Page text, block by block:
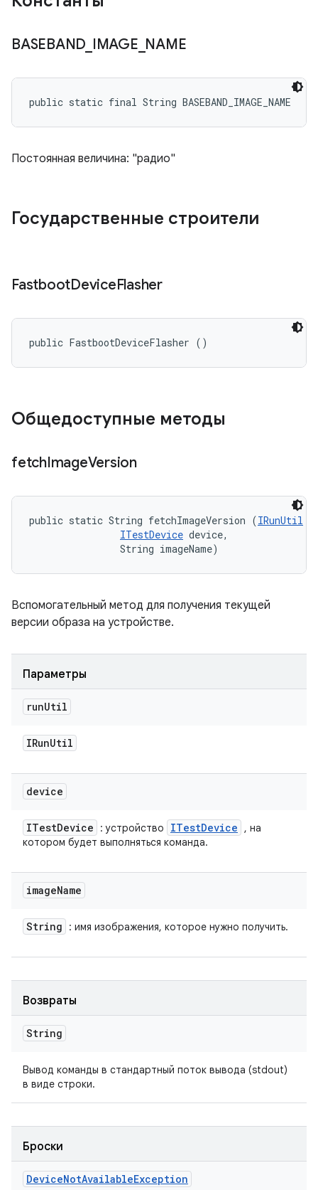
BASEBAND IMAGE NAME
public static final String BASEBAND_IMAGE_NAME
Постоянная величина: "радио"
Государственные строители
FastbootDeviceFlasher
public FastbootDeviceFlasher ()
Общедоступные методы
fetchImageVersion
public static String fetchImageVersion (IRunUtil
ITestDevice device,
                String imageName)
Вспомогательный метод для получения текущей
версии образа на устройстве.
Параметры
runUtil
IRunUtil
device
ITestDevice : устройство ITestDevice
, на
котором будет выполняться команда.
imageName
String : имя изображения, которое нужно получить.
Возвраты
String
Вывод команды в стандартный поток вывода (stdout)
в виде строки.
Броски
DeviceNotAvailableException